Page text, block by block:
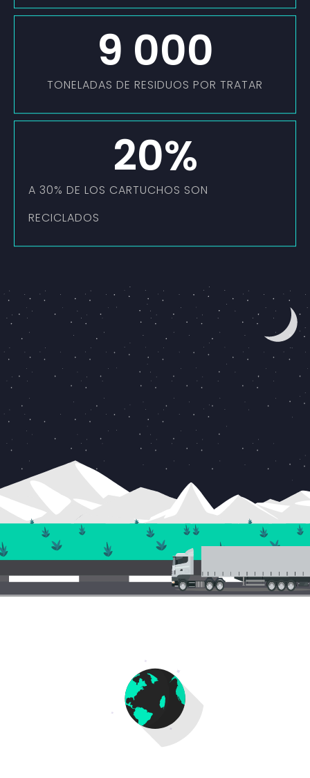
TONELADAS DE RESIDUOS POR TRATAR
9 000
A 30% DE LOS CARTUCHOS SON
RECICLADOS
20%